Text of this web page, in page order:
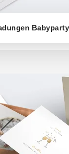
Babyparty